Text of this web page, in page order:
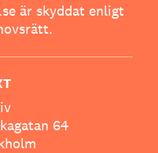
är skyddat enligt
64